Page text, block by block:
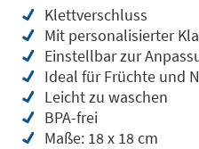
Klettverschluss
Mit personalisierter
Einstellbar zur
Ideal für Früchte und
Leicht zu waschen
BPA-frei
Maße: 18 x 18 cm